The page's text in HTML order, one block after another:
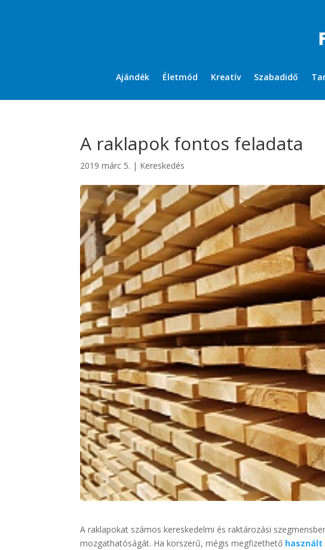
Ajándék Életmód Kreatív Szabadidő
A raklapok fontos feladata
2019 márc 5. | Kereskedés
A raklapokat számos kereskedelmi és raktározási
mozgathatóságát. Ha korszerű, mégis megfizethető